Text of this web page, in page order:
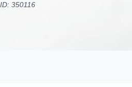
ID: 350116